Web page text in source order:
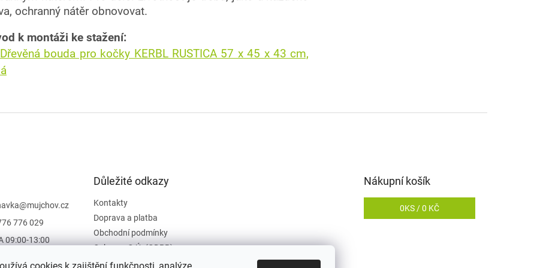
ochranný nátěr obnovovat.
k montáži ke stažení:
Dřevěná bouda pro kočky KERBL RUSTICA 57 x 45 x 43 cm,
@mujchov.cz
776 029
09:00-13:00
Důležité odkazy
Kontakty
Doprava a platba
Obchodní podmínky
Ochrana O.Ú. (GDPR)
Vrácení zboží
Nákupní košík
0KS /0 KČ